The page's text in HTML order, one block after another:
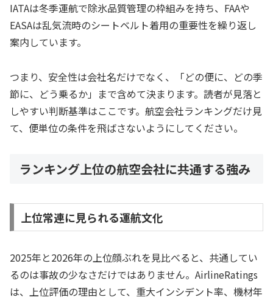
IATAは冬季運航で除氷品質管理の枠組みを持ち、FAAや
EASAは乱気流時のシートベルト着用の重要性を繰り返し
案内しています。
つまり、安全性は会社名だけでなく、「どの便に、どの季
節に、どう乗るか」まで含めて決まります。読者が見落と
しやすい判断基準はここです。航空会社ランキングだけ見
て、便単位の条件を飛ばさないようにしてください。
ランキング上位の航空会社に共通する強み
上位常連に見られる運航文化
2025年と2026年の上位顔ぶれを見比べると、共通してい
るのは事故の少なさだけではありません。AirlineRatings
は、上位評価の理由として、重大インシデント率、機材年